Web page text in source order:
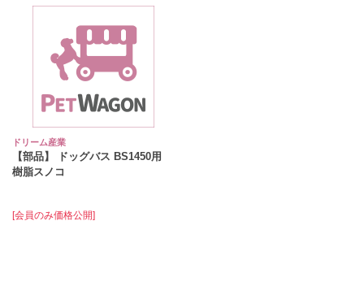
ドリーム産業
【部品】 ドッグバス BS1450用
樹脂スノコ
[会員のみ価格公開]